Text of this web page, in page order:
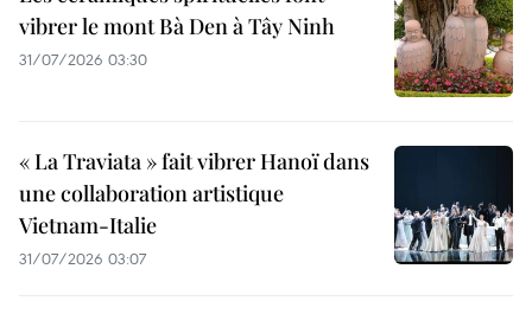
vibrer le mont Bà Den à Tây Ninh
31/07/2026 03:30
« La Traviata » fait vibrer Hanoï dans
une collaboration artistique
Vietnam-Italie
31/07/2026 03:07